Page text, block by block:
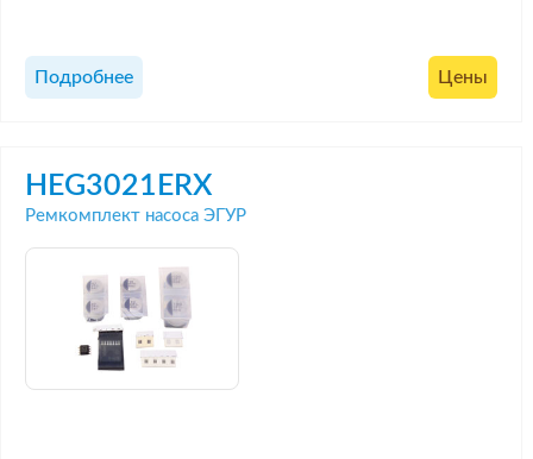
Подробнее Цены
HEG3021ERX
Ремкомплект насоса ЭГУР